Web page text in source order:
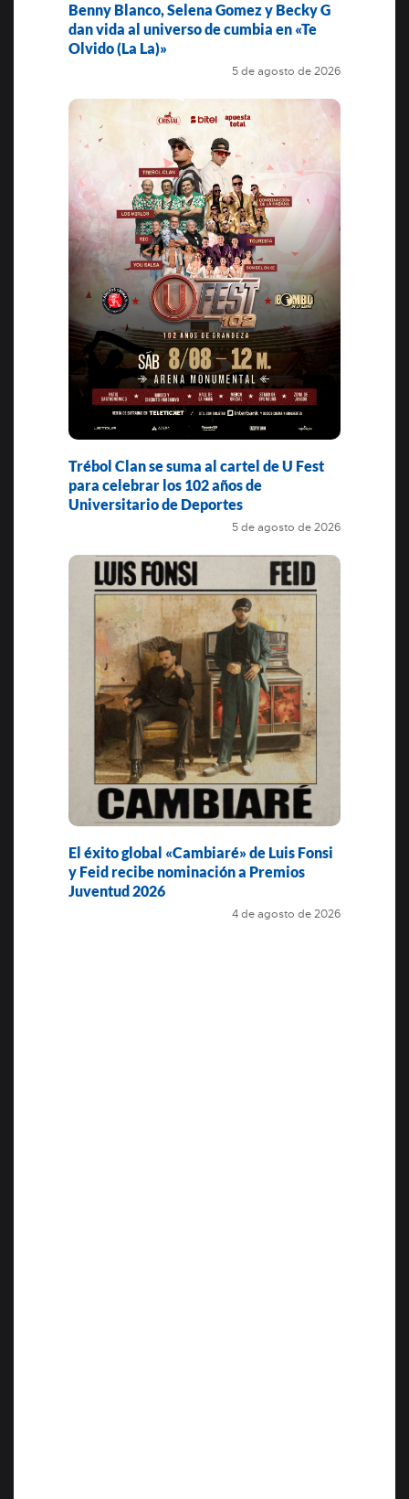
Benny Blanco, Selena Gomez y Becky G
dan vida al universo de cumbia en «Te
Olvido (La La)»
5 de agosto de 2026
Trébol Clan se suma al cartel de U Fest
para celebrar los 102 años de
Universitario de Deportes
5 de agosto de 2026
El éxito global «Cambiaré» de Luis Fonsi
y Feid recibe nominación a Premios
Juventud 2026
4 de agosto de 2026